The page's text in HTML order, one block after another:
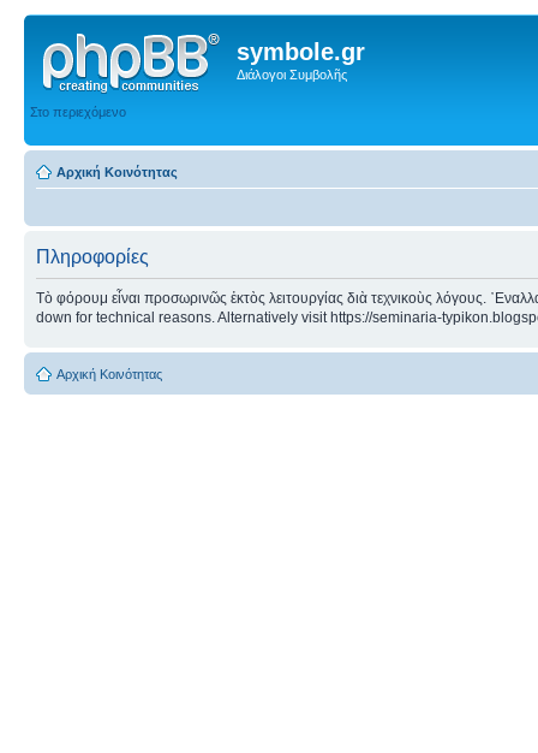
symbole.gr
Διάλογοι Συμβολῆς
Στο περιεχόμενο
Αρχική Κοινότητας
Πληροφορίες
Τὸ φόρουμ εἶναι προσωρινῶς ἐκτὸς λειτουργίας διὰ τεχνικοὺς λόγους.
down for technical reasons. Alternatively visit https://seminaria-
Αρχική Κοινότητας